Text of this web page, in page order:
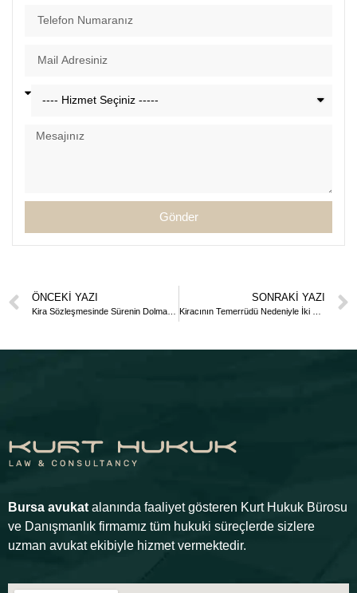
Gönder
ÖNCEKI YAZI SONRAKI YAZI
Bursa avukat alanında faaliyet gösteren Kurt Hukuk Bürosu
ve Danışmanlık firmamız tüm hukuki süreçlerde sizlere
uzman avukat ekibiyle hizmet vermektedir.